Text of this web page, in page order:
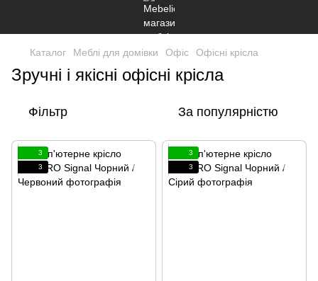
Каталог Меблі для домівки Офіс Офісні крісла
Зручні і якісні офісні крісла
Фільтр За популярністю
3
3
3
3